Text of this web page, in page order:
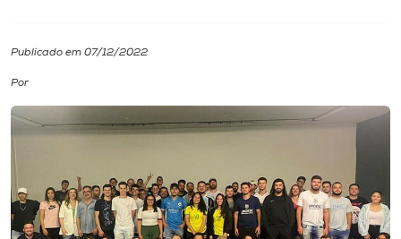
Cultura
CPA
Biblioteca
Publicado em 07/12/2022
Por